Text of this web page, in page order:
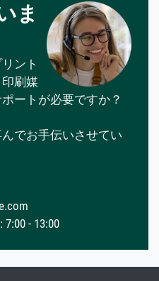
ま
ント
刷媒
ートが必要ですか？
でお手伝いさせてい
7:00 - 13:00